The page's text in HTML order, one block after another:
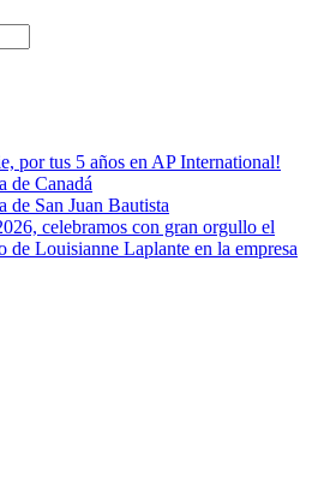
por tus 5 años en AP International!
de Canadá
de San Juan Bautista
celebramos con gran orgullo el
de Louisianne Laplante en la empresa